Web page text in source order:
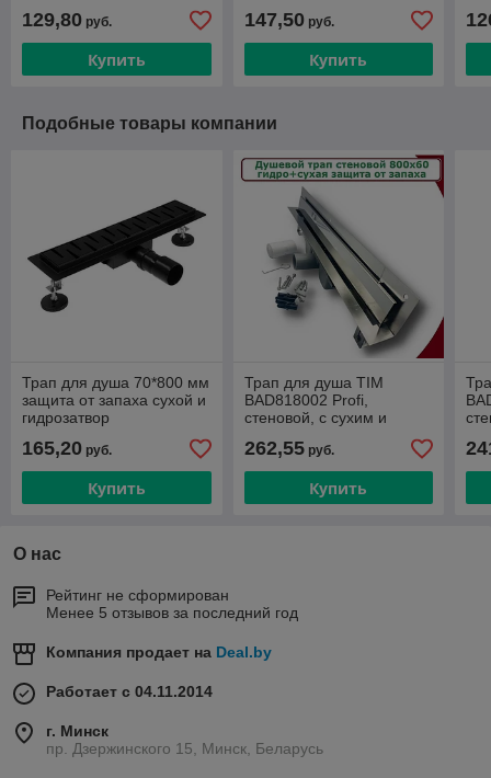
129,80 руб.
Купить
147,50руб.
Купить
Подобные товары компании
Трап для душа 70*800 мм
защита от запаха сухой и
гидрозатвор
165,20 руб.
Купить
Трап для душа TIM
BAD818002 Profi,
стеновой, с сухим и
262,55руб.
Купить
О нас
Рейтинг не сформирован
Менее 5 отзывов за последний год
Компания продает на Deal.by
Работает с 04.11.2014
г. Минск
пр. Дзержинского 15, Минск, Беларусь